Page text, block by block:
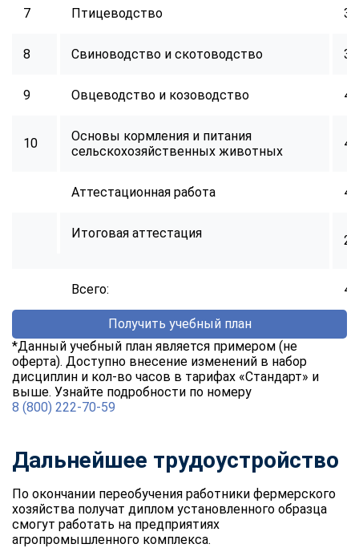
7 Птицеводство 32
8 Свиноводство и скотоводство 34
9 Овцеводство и козоводство 40
10
Основы кормления и питания
сельскохозяйственных животных
40
Аттестационная работа 40
Итоговая аттестация 2
Всего:
Получить учебный план
*Данный учебный план является примером (не
оферта). Доступно внесение изменений в набор
дисциплин и кол-во часов в тарифах «Стандарт» и
выше. Узнайте подробности по номеру
8 (800) 222-70-59
Дальнейшее трудоустройство
По окончании переобучения работники фермерского
хозяйства получат диплом установленного образца
смогут работать на предприятиях
агропромышленного комплекса.